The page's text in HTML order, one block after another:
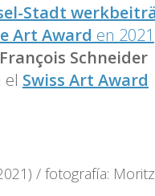
Stadt
Art Award en 2021
Schneider
el Swiss Art Award